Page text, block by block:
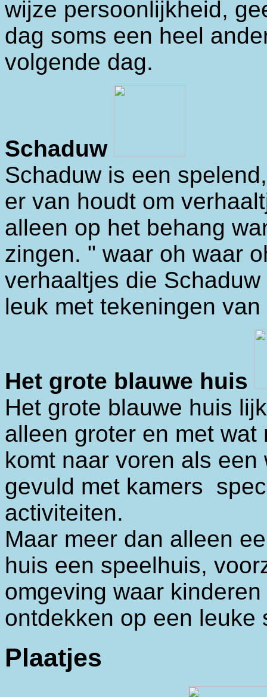
wijze persoonlijkheid,
dag soms een heel
volgende dag.
Schaduw
Schaduw is een
er van houdt om
alleen op het behang
zingen. " waar oh waar
verhaaltjes die
leuk met tekeningen
Het grote blauwe huis
Het grote blauwe huis
alleen groter en met
komt naar voren als
gevuld met kamers
activiteiten.
Maar meer dan alleen
huis een speelhuis,
omgeving waar
ontdekken op een leuke
Plaatjes